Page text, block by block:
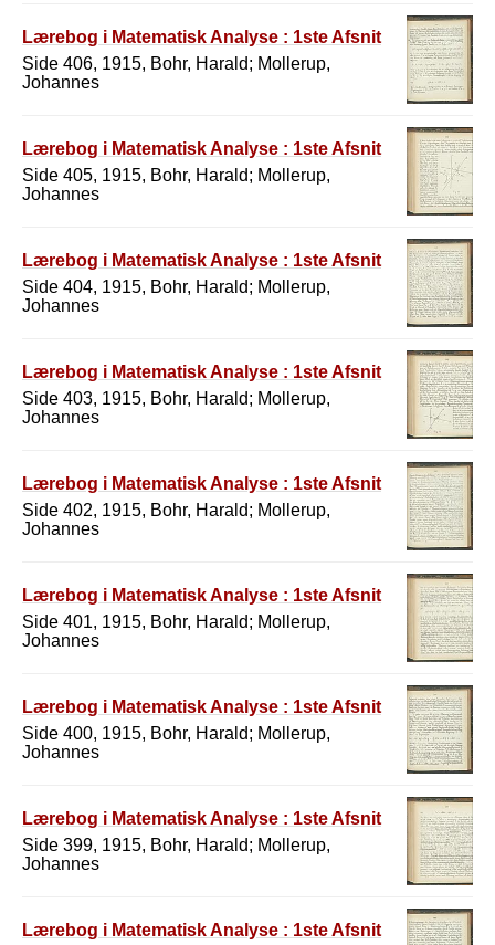
Lærebog i Matematisk Analyse : 1ste Afsnit
Side 406, 1915, Bohr, Harald; Mollerup,
Johannes
Lærebog i Matematisk Analyse : 1ste Afsnit
Side 405, 1915, Bohr, Harald; Mollerup,
Johannes
Lærebog i Matematisk Analyse : 1ste Afsnit
Side 404, 1915, Bohr, Harald; Mollerup,
Johannes
Lærebog i Matematisk Analyse : 1ste Afsnit
Side 403, 1915, Bohr, Harald; Mollerup,
Johannes
Lærebog i Matematisk Analyse : 1ste Afsnit
Side 402, 1915, Bohr, Harald; Mollerup,
Johannes
Lærebog i Matematisk Analyse : 1ste Afsnit
Side 401, 1915, Bohr, Harald; Mollerup,
Johannes
Lærebog i Matematisk Analyse : 1ste Afsnit
Side 400, 1915, Bohr, Harald; Mollerup,
Johannes
Lærebog i Matematisk Analyse : 1ste Afsnit
Side 399, 1915, Bohr, Harald; Mollerup,
Johannes
Lærebog i Matematisk Analyse : 1ste Afsnit